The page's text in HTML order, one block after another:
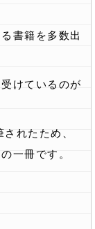
書籍を多数出
けているのが
れたため、
一冊です。